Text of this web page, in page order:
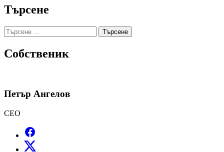
Търсене
Търсене
за:
Собственик
Петър Ангелов
CEO